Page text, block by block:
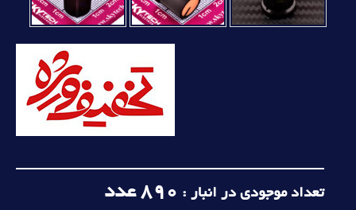
تعداد موجودی در انبار : 890 عدد